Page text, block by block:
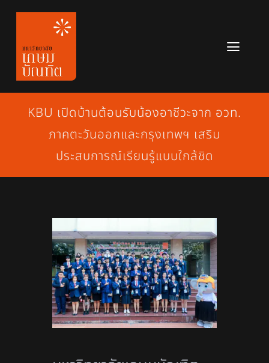
Skip
content
หลักสูตร
ข่าวสาร
เกี่ยวกับมหาวิทยาลัย
สมัครเรียน
KBU เปิดบ้านต้อนรับน้องอาชีวะจาก อวท.
ภาคตะวันออกและกรุงเทพฯ เสริม
ประสบการณ์เรียนรู้แบบใกล้ชิด